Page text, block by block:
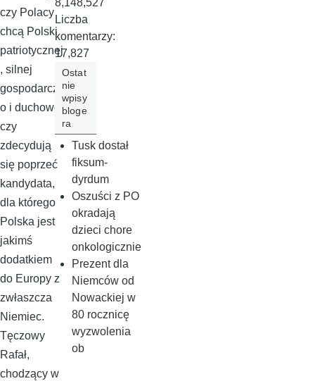
czy Polacy
chcą Polski
patriotycznej
, silnej
gospodarcz
o i duchowo,
czy
zdecydują
się poprzeć
kandydata,
dla którego
Polska jest
jakimś
dodatkiem
do Europy z
zwłaszcza
Niemiec.
Tęczowy
Rafał,
chodzący w
8,148,527
Liczba
komentarzy:
17,827
Ostat
nie
wpisy
bloge
ra
Tusk dostał
fiksum-
dyrdum
Oszuści z PO
okradają
dzieci chore
onkologicznie
Prezent dla
Niemców od
Nowackiej w
80 rocznicę
wyzwolenia
ob